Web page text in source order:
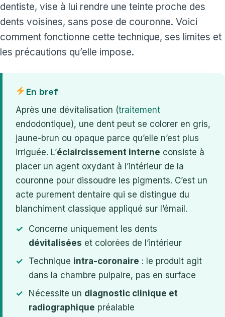
dentiste, vise à lui rendre une teinte proche des
dents voisines, sans pose de couronne. Voici
comment fonctionne cette technique, ses limites et
les précautions qu’elle impose.
En bref
Après une dévitalisation (traitement
endodontique), une dent peut se colorer en gris,
jaune-brun ou opaque parce qu’elle n’est plus
irriguée. L’éclaircissement interne consiste à
placer un agent oxydant à l’intérieur de la
couronne pour dissoudre les pigments. C’est un
acte purement dentaire qui se distingue du
blanchiment classique appliqué sur l’émail.
Concerne uniquement les dents
dévitalisées et colorées de l’intérieur
Technique intra-coronaire : le produit agit
dans la chambre pulpaire, pas en surface
Nécessite un diagnostic clinique et
radiographique préalable